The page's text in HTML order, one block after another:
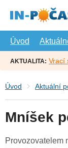
hlavní
Úvod
AKTUALITA: Vrací
Úvod Aktuální
Mníšek
Provozovatelem